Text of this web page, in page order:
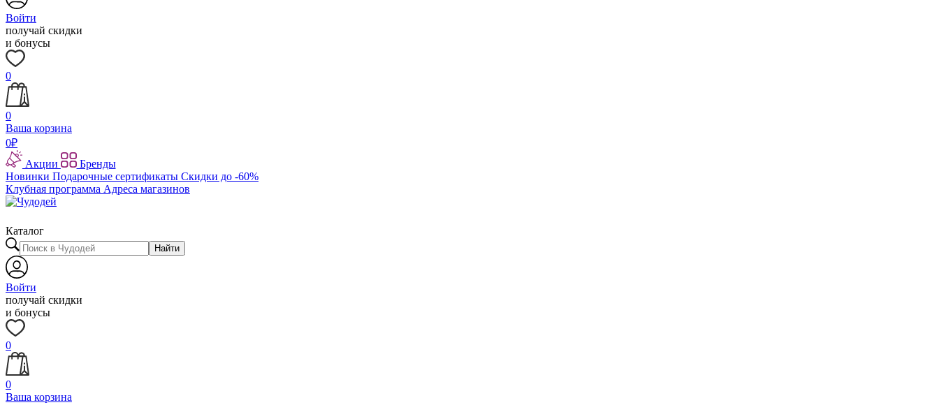
Войти
получай скидки
и бонусы
0
0
Ваша корзина
0₽
Акции
Бренды
Новинки Подарочные сертификаты Скидки до -60%
Клубная программа Адреса магазинов
Каталог
Найти
Войти
получай скидки
и бонусы
0
0
Ваша корзина